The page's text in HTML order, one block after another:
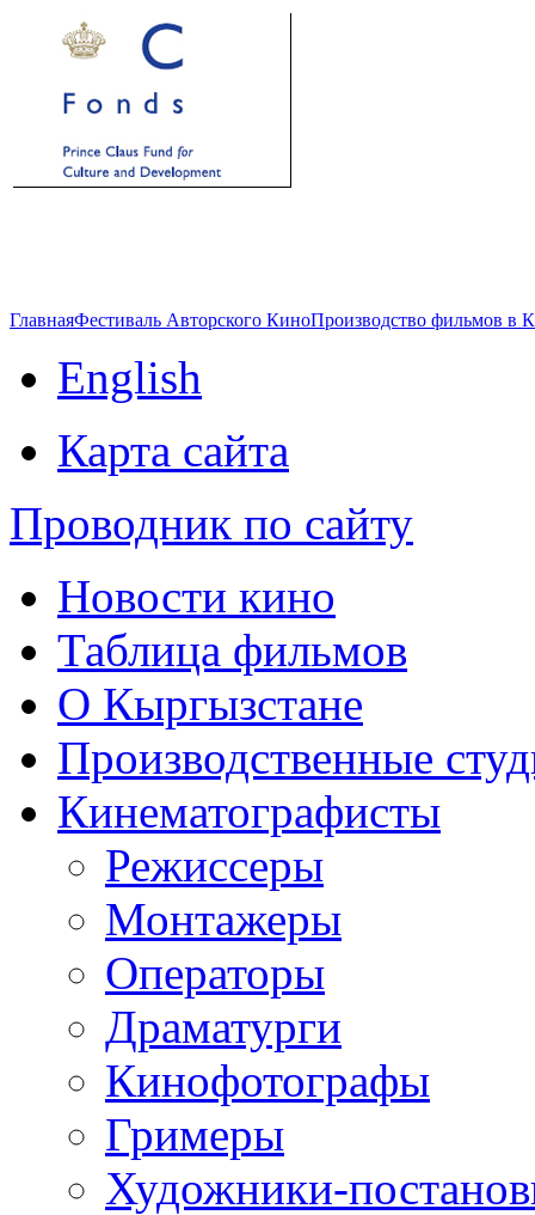
ГлавнаяФестиваль Авторского КиноПроизводство фильмов в
English
Карта сайта
Проводник по сайту
Новости кино
Таблица фильмов
О Кыргызстане
Производственные
Кинематографисты
Режиссеры
Монтажеры
Операторы
Драматурги
Кинофотографы
Гримеры
Художники-